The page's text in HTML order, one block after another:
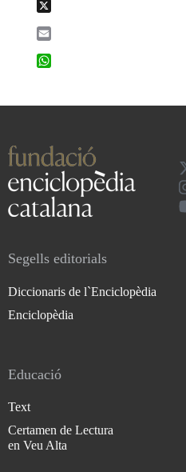
Segells editorials
Diccionaris de l`Enciclopèdia
Enciclopèdia
Educació
Text
Certamen de Lectura
en Veu Alta